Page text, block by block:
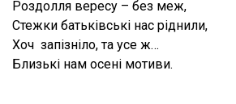
Роздолля вересу – без меж,
Стежки батьківські нас ріднили,
Хоч запізніло, та усе ж…
Близькі нам осені мотиви.